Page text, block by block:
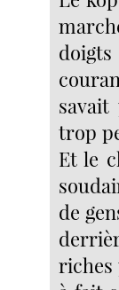
trop
Et le
de
riches